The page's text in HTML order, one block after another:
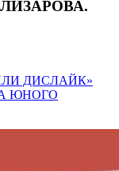
ДИСЛАЙК»
ЮНОГО